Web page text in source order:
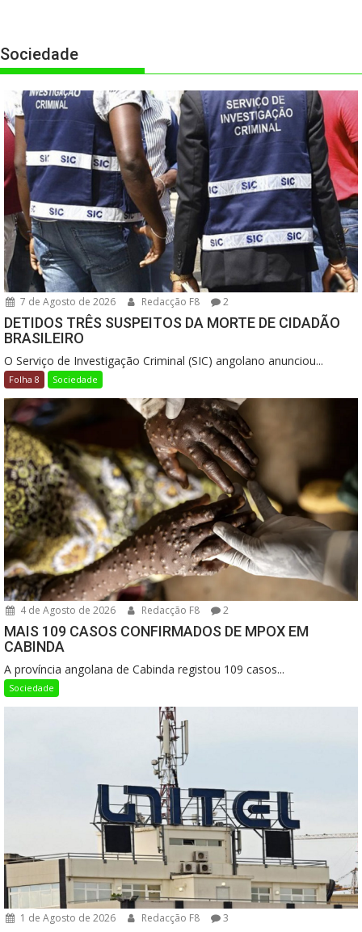
Sociedade
7 de Agosto de 2026 Redacção F8 2
DETIDOS TRÊS SUSPEITOS DA MORTE DE CIDADÃO
BRASILEIRO
O Serviço de Investigação Criminal (SIC) angolano anunciou...
Folha 8 Sociedade
4 de Agosto de 2026 Redacção F8 2
MAIS 109 CASOS CONFIRMADOS DE MPOX EM
CABINDA
A província angolana de Cabinda registou 109 casos...
Sociedade
1 de Agosto de 2026 Redacção F8 3